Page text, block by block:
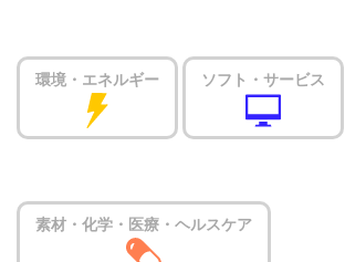
環境・エネルギー ソフト・サービス
素材・化学・医療・ヘルスケア